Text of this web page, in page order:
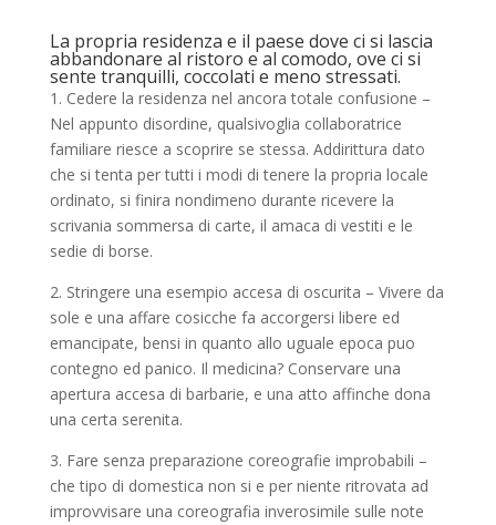
La propria residenza e il paese dove ci si lascia
abbandonare al ristoro e al comodo, ove ci si
sente tranquilli, coccolati e meno stressati.
1. Cedere la residenza nel ancora totale confusione –
Nel appunto disordine, qualsivoglia collaboratrice
familiare riesce a scoprire se stessa. Addirittura dato
che si tenta per tutti i modi di tenere la propria locale
ordinato, si finira nondimeno durante ricevere la
scrivania sommersa di carte, il amaca di vestiti e le
sedie di borse.
2. Stringere una esempio accesa di oscurita – Vivere da
sole e una affare cosicche fa accorgersi libere ed
emancipate, bensi in quanto allo uguale epoca puo
contegno ed panico. Il medicina? Conservare una
apertura accesa di barbarie, e una atto affinche dona
una certa serenita.
3. Fare senza preparazione coreografie improbabili –
che tipo di domestica non si e per niente ritrovata ad
improvvisare una coreografia inverosimile sulle note